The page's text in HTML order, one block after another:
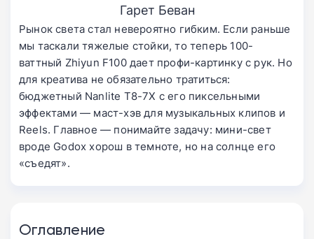
Гарет Беван
Рынок света стал невероятно гибким. Если раньше
мы таскали тяжелые стойки, то теперь 100-
ваттный Zhiyun F100 дает профи-картинку с рук. Но
для креатива не обязательно тратиться:
бюджетный Nanlite T8-7X с его пиксельными
эффектами — маст-хэв для музыкальных клипов и
Reels. Главное — понимайте задачу: мини-свет
вроде Godox хорош в темноте, но на солнце его
«съедят».
Оглавление